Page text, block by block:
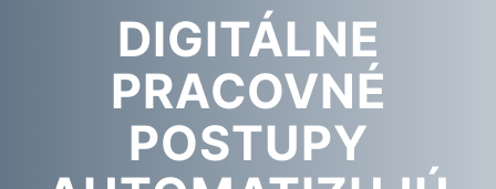
DIGITÁLNE
PRACOVNÉ
POSTUPY